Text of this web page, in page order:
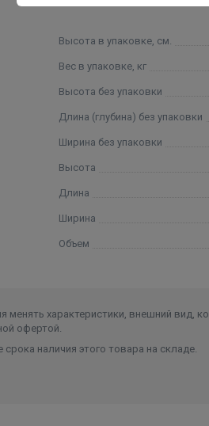
Высота в упаковке, см.
Вес в упаковке, кг
Высота без упаковки
Длина (глубина) без упаковки
Ширина без упаковки
Высота
Длина
Ширина
Объем
характеристики, внешний вид,
офертой.
наличия этого товара на складе.